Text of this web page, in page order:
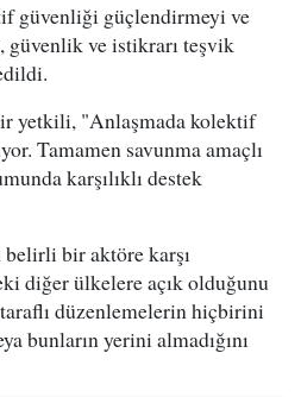
güvenliği güçlendirmeyi ve
güvenlik ve istikrarı teşvik
yetkili, "Anlaşmada kolektif
Tamamen savunma amaçlı
karşılıklı destek
belirli bir aktöre karşı
diğer ülkelere açık olduğunu
düzenlemelerin hiçbirini
bunların yerini almadığını